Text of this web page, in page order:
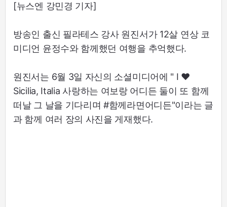
[뉴스엔 강민경 기자]
방송인 출신 필라테스 강사 원진서가 12살 연상 코
미디언 윤정수와 함께했던 여행을 추억했다.
원진서는 6월 3일 자신의 소셜미디어에 " I ♥
Sicilia, Italia 사랑하는 여보랑 어디든 둘이 또 함께
떠날 그 날을 기다리며 #함께라면어디든"이라는 글
과 함께 여러 장의 사진을 게재했다.